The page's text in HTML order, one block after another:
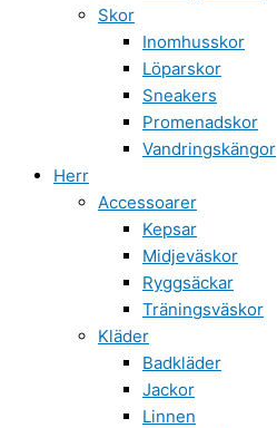
Skor
Inomhusskor
Löparskor
Sneakers
Promenadskor
Vandringskängor
Herr
Accessoarer
Kepsar
Midjeväskor
Ryggsäckar
Träningsväskor
Kläder
Badkläder
Jackor
Linnen